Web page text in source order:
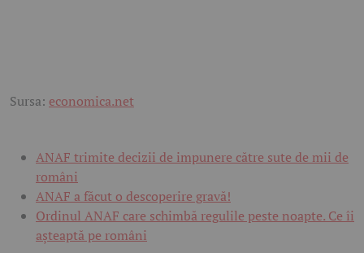
Sursa: economica.net
ANAF trimite decizii de impunere către sute de mii de
români
ANAF a făcut o descoperire gravă!
Ordinul ANAF care schimbă regulile peste noapte. Ce îi
așteaptă pe români